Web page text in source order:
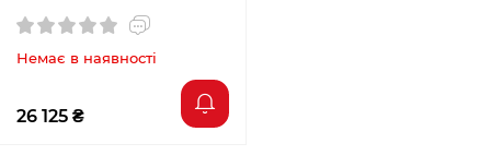
Немає в наявності
26 125 ₴